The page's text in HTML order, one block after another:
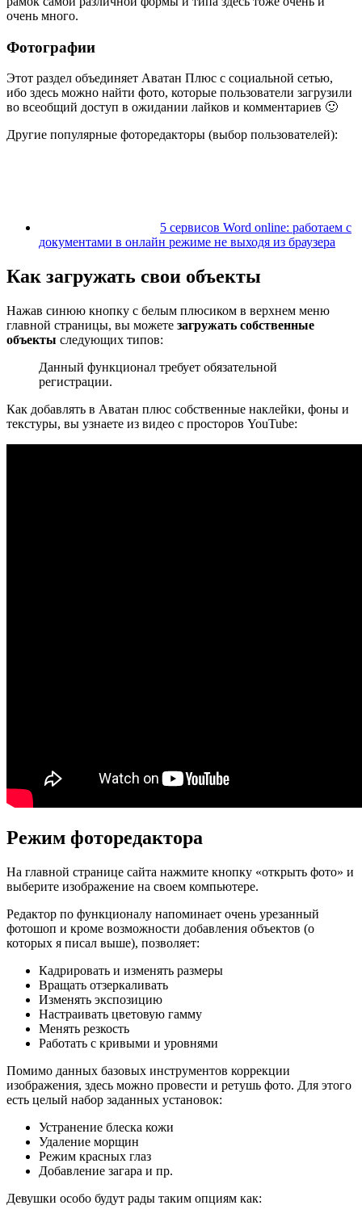
очень много.
Фотографии
Этот раздел объединяет Аватан Плюс с социальной сетью,
ибо здесь можно найти фото, которые пользователи загрузили
во всеобщий доступ в ожидании лайков и комментариев 🙂
Другие популярные фоторедакторы (выбор пользователей):
5 сервисов Word online: работаем с
документами в онлайн режиме не выходя из браузера
Как загружать свои объекты
Нажав синюю кнопку с белым плюсиком в верхнем меню
главной страницы, вы можете загружать собственные
объекты следующих типов:
Данный функционал требует обязательной
регистрации.
Как добавлять в Аватан плюс собственные наклейки, фоны и
текстуры, вы узнаете из видео с просторов YouTube:
Режим фоторедактора
На главной странице сайта нажмите кнопку «открыть фото» и
выберите изображение на своем компьютере.
Редактор по функционалу напоминает очень урезанный
фотошоп и кроме возможности добавления объектов (о
которых я писал выше), позволяет:
Кадрировать и изменять размеры
Вращать отзеркаливать
Изменять экспозицию
Настраивать цветовую гамму
Менять резкость
Работать с кривыми и уровнями
Помимо данных базовых инструментов коррекции
изображения, здесь можно провести и ретушь фото. Для этого
есть целый набор заданных установок:
Устранение блеска кожи
Удаление морщин
Режим красных глаз
Добавление загара и пр.
Девушки особо будут рады таким опциям как: